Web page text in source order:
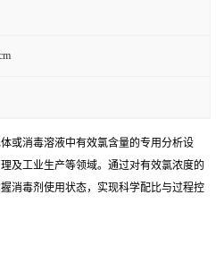
或消毒溶液中有效氯含量的专用分析设
及工业生产等领域。通过对有效氯浓度的
消毒剂使用状态，实现科学配比与过程控